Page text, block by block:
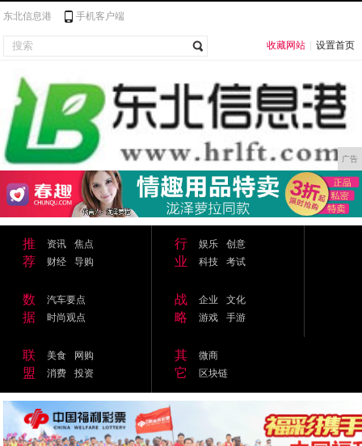
东北信息港 手机客户端
收藏网站 设置首页
广告
推
荐
资讯
焦点
财经
导购
行
业
娱乐
创意
科技
考试
数
据
汽车要点
时尚观点
战
略
企业
文化
游戏
手游
联
盟
美食
网购
消费
投资
其
它
微商
区块链